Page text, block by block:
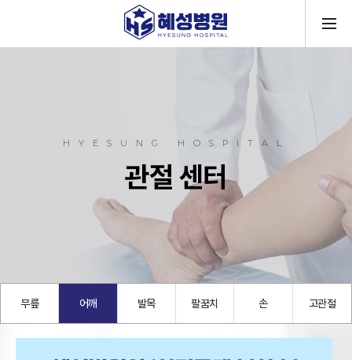
메뉴
HYESUNG HOSPITAL
관절 센터
무릎 어깨 발목 팔꿈치 손 고관절